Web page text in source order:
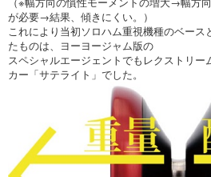
が必要→結果、傾きにくい。）
これにより当初ソロハム重視機種のベー
たものは、ヨーヨージャム版の
スペシャルエージェントでもレクストリ
カー「サテライト」でした。